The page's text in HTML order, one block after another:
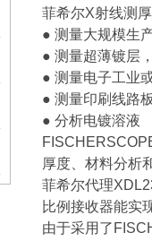
菲希尔X射线测
● 测量大规模生
● 测量超薄镀层
● 测量电子工业
● 测量印刷线路
● 分析电镀溶液
厚度、材料分析
菲希尔代理
比例接收器能实
由于采用了